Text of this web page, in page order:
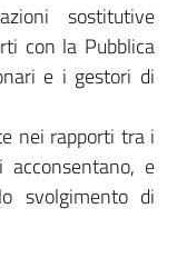
sostitutive
con la Pubblica
e i gestori di
nei rapporti tra i
e
svolgimento di